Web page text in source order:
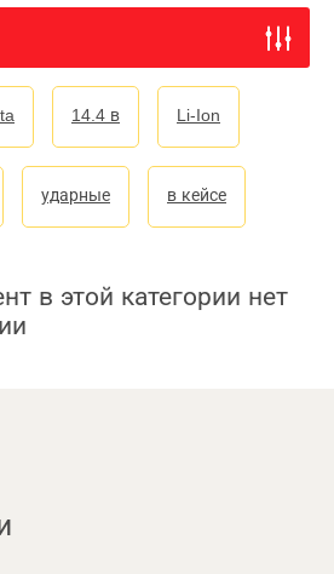
14.4 в Li-Ion
ударные в кейсе
в этой категории нет